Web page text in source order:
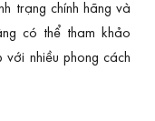
trạng chính hãng và
có thể tham khảo
với nhiều phong cách